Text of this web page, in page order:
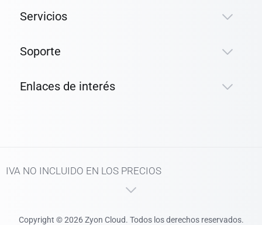
Servicios
Soporte
Enlaces de interés
Copyright © 2026 Zyon Cloud. Todos los derechos reservados.
IVA NO INCLUIDO EN LOS PRECIOS